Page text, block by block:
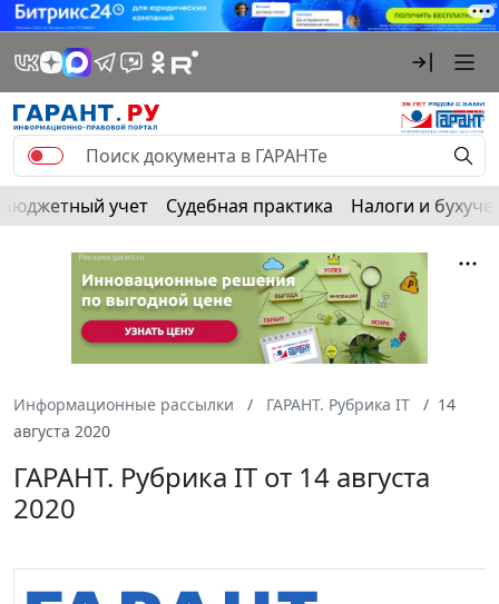
Бюджетный учет Судебная практика Налоги и
Информационные рассылки ГАРАНТ. Рубрика IT
14
августа 2020
ГАРАНТ. Рубрика IT от 14 августа
2020